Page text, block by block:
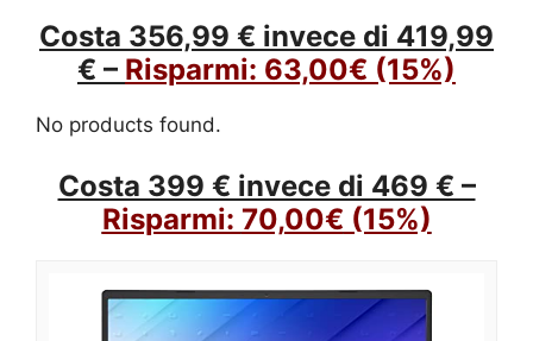
Costa 356,99 € invece di 419,99
€ – Risparmi: 63,00€ (15%)
No products found.
Costa 399 € invece di 469 € –
Risparmi: 70,00€ (15%)